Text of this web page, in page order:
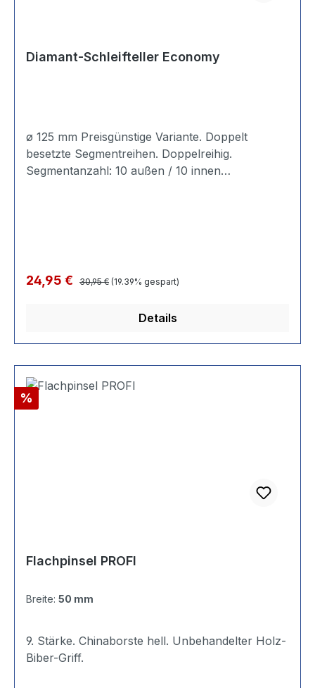
Diamant-Schleifteller Economy
ø 125 mm Preisgünstige Variante. Doppelt
besetzte Segmentreihen. Doppelreihig.
Segmentanzahl: 10 außen / 10 innen
Verkaufspreis:
24,95 € Regulärer Preis:
30,95 € (19.39% gespart)
Details
Rabatt
%
Flachpinsel PROFI
Breite: 50 mm
9. Stärke. Chinaborste hell. Unbehandelter Holz-